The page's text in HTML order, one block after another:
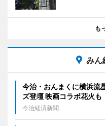
も
みん
今治・おんまくに横浜流
ズ登壇 映画コラボ花火も
今治経済新聞